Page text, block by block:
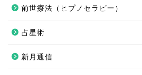
前世療法（ヒプノセラピー）
占星術
新月通信